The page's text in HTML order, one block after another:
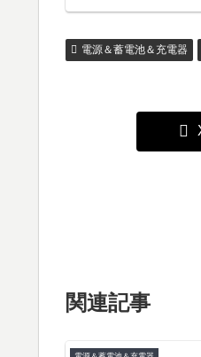
電源＆蓄電池＆充電器
関連記事